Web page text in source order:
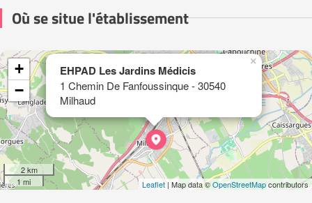
Où se situe l'établissement
EHPAD Les Jardins Médicis
1 Chemin De Fanfoussinque - 30540
Milhaud
×
+
−
2 km
1 mi
Leaflet | Map data ©OpenStreetMapcontributors